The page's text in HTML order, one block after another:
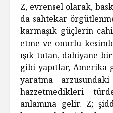
Z, evrensel olarak,
da sahtekar
karmaşık güçlerin
etme ve onurlu
ışık tutan, dahiyane
gibi yapıtlar, Amerika
yaratma
hazzetmedikleri
anlamına gelir. Z;